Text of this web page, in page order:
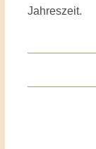
Jahreszeit.